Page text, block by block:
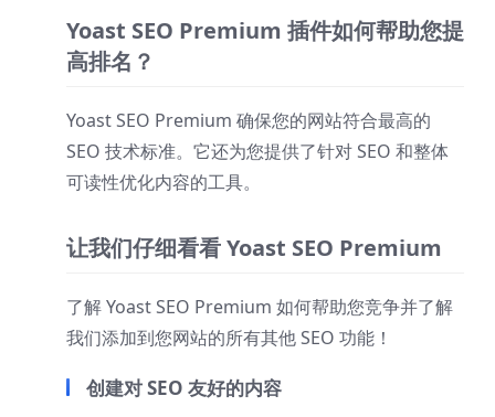
Yoast SEO Premium 插件如何帮助您提
高排名？
Yoast SEO Premium 确保您的网站符合最高的
SEO 技术标准。它还为您提供了针对 SEO 和整体
可读性优化内容的工具。
让我们仔细看看 Yoast SEO Premium
了解 Yoast SEO Premium 如何帮助您竞争并了解
我们添加到您网站的所有其他 SEO 功能！
创建对 SEO 友好的内容